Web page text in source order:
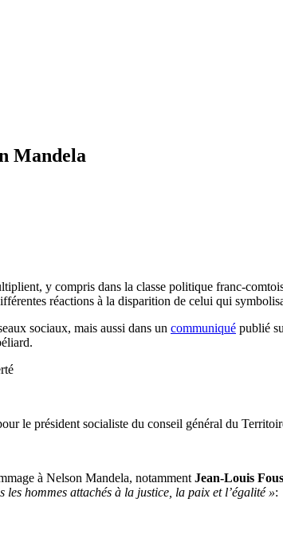
Mandela
y compris dans la classe politique franc-
réactions à la disparition de celui qui
sociaux, mais aussi dans un communiqué publié
le président socialiste du conseil général du
à Nelson Mandela, notamment Jean-Louis
les hommes attachés à la justice, la paix et l’égalité »: